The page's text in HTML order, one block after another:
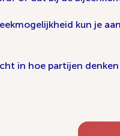
kun je
in hoe partijen